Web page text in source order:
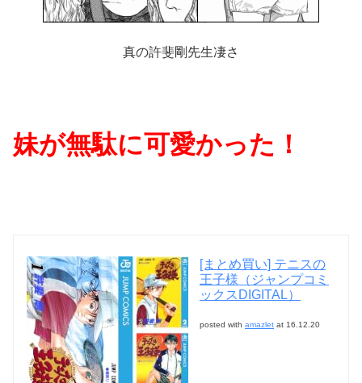
真の許斐剛先生凄さ
妹が無駄に可愛かった！
[まとめ買い] テニスの
王子様（ジャンプコミ
ックスDIGITAL）
posted with amazlet at 16.12.20